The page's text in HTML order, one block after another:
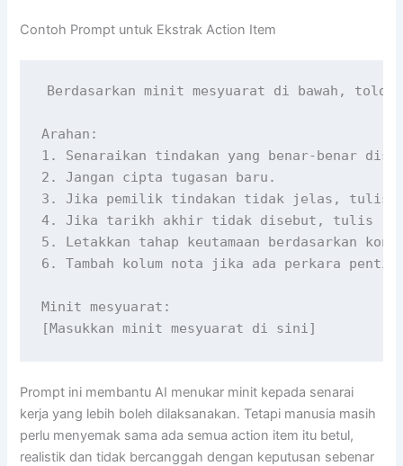
Contoh Prompt untuk Ekstrak Action Item
Berdasarkan minit mesyuarat di bawah,
Arahan:
1. Senaraikan tindakan yang benar-benar
2. Jangan cipta tugasan baru.
3. Jika pemilik tindakan tidak jelas, tulis
4. Jika tarikh akhir tidak disebut, tulis
5. Letakkan tahap keutamaan berdasarkan
6. Tambah kolum nota jika ada perkara
Minit mesyuarat:
[Masukkan minit mesyuarat di sini]
Prompt ini membantu AI menukar minit kepada senarai
kerja yang lebih boleh dilaksanakan. Tetapi manusia masih
perlu menyemak sama ada semua action item itu betul,
realistik dan tidak bercanggah dengan keputusan sebenar